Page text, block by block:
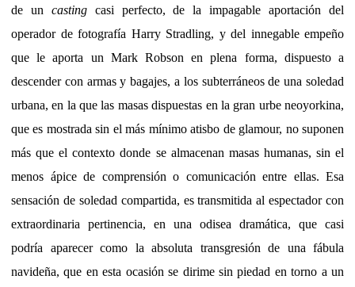
de un castingcasi perfecto, de la impagable aportación del
operador de fotografía Harry Stradling, y del innegable empeño
que le aporta un Mark Robson en plena forma, dispuesto a
descender con armas y bagajes, a los subterráneos de una soledad
urbana, en la que las masas dispuestas en la gran urbe neoyorkina,
que es mostrada sin el más mínimo atisbo de glamour, no suponen
más que el contexto donde se almacenan masas humanas, sin el
menos ápice de comprensión o comunicación entre ellas. Esa
sensación de soledad compartida, es transmitida al espectador con
extraordinaria pertinencia, en una odisea dramática, que casi
podría aparecer como la absoluta transgresión de una fábula
navideña, que en esta ocasión se dirime sin piedad en torno a un